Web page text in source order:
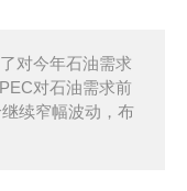
对今年石油需求
对石油需求前
续窄幅波动，布